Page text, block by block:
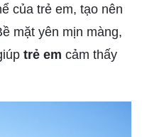
của trẻ em, tạo nên
mặt yên mịn màng,
trẻ em cảm thấy